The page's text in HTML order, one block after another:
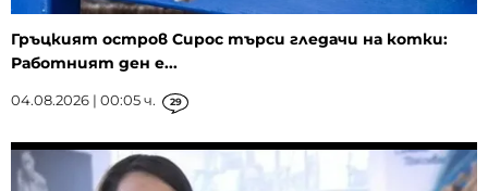
Гръцкият остров Сирос търси гледачи на котки:
Работният ден е...
04.08.2026 | 00:05 ч. 29